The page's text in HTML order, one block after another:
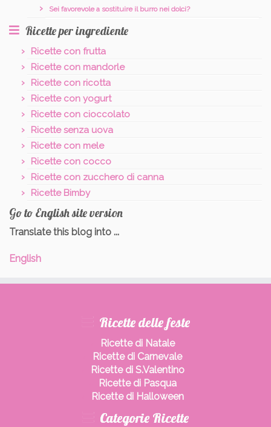
Sei favorevole a sostituire il burro nei dolci?
Ricette per ingrediente
Ricette con frutta
Ricette con mandorle
Ricette con ricotta
Ricette con yogurt
Ricette con cioccolato
Ricette senza uova
Ricette con mele
Ricette con cocco
Ricette con zucchero di canna
Ricette Bimby
Go to English site version
Translate this blog into ...
English
Ricette delle feste
Ricette di Natale
Ricette di Carnevale
Ricette di S.Valentino
Ricette di Pasqua
Ricette di Halloween
Categorie Ricette